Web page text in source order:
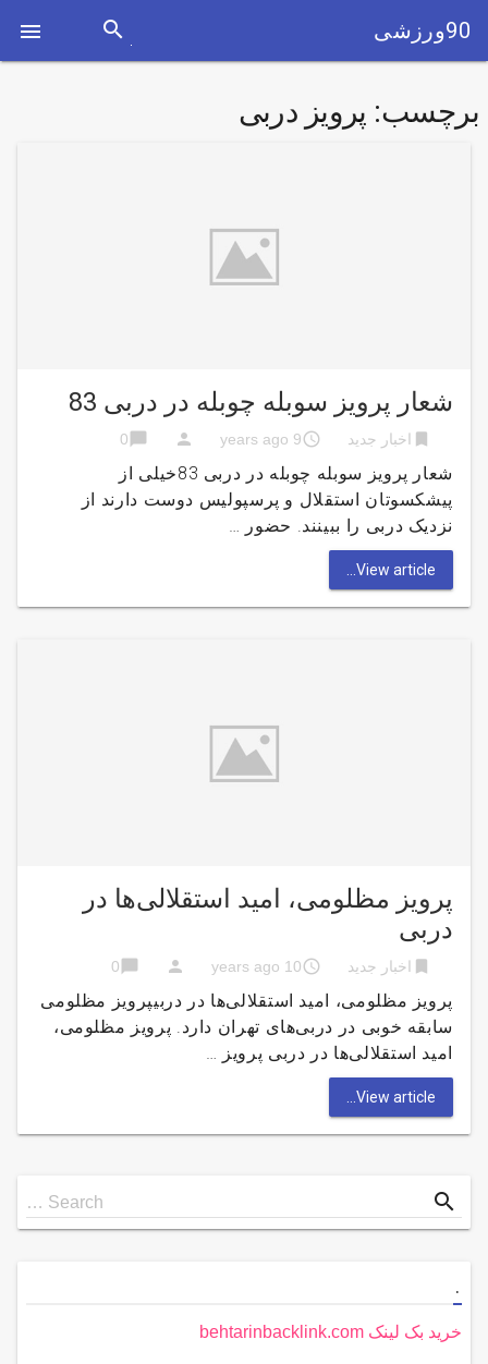
 90ورزشی search
برچسب: پرویز دربی
شعار پرویز سوبله چوبله در دربی 83
bookmark اخبار جدید access_time
9 years ago
person
chat_bubble
0
شعار پرویز سوبله چوبله در دربی 83خیلی از
پیشکسوتان استقلال و پرسپولیس دوست دارند از
نزدیک دربی را ببینند. حضور …
View article...
پرویز مظلومی، امید استقلالی‌ها در
دربی
bookmark اخبار جدید access_time
10 years ago
person
chat_bubble
0
پرویز مظلومی، امید استقلالی‌ها در دربیپرویز مظلومی
سابقه خوبی در دربی‌های تهران دارد. پرویز مظلومی،
امید استقلالی‌ها در دربی پرویز …
View article...
Search
for
Search … search
.
خرید بک لینک behtarinbacklink.com